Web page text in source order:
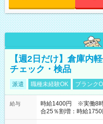
【週2日だけ】倉庫内
チェック・検品
派遣 職種未経験OK ブランク
給与
時給1400円 ※実働8時
合25％割増：時給1750